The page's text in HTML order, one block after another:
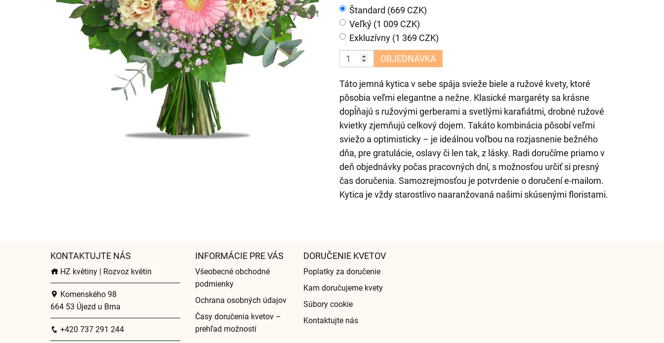
Štandard (669 CZK)
Veľký (1 009 CZK)
Exkluzívny (1 369 CZK)
OBJEDNÁVKA
Táto jemná kytica v sebe spája svieže biele a ružové kvety, ktoré
pôsobia veľmi elegantne a nežne. Klasické margaréty sa krásne
dopĺňajú s ružovými gerberami a svetlými karafiátmi, drobné ružové
kvietky zjemňujú celkový dojem. Takáto kombinácia pôsobí veľmi
sviežo a optimisticky – je ideálnou voľbou na rozjasnenie bežného
dňa, pre gratulácie, oslavy či len tak, z lásky. Radi doručíme priamo v
deň objednávky počas pracovných dní, s možnosťou určiť si presný
čas doručenia. Samozrejmosťou je potvrdenie o doručení e-mailom.
Kytica je vždy starostlivo naaranžovaná našimi skúsenými floristami.
KONTAKTUJTE NÁS
HZ květiny | Rozvoz květin
Komenského 98
664 53 Újezd u Brna
+420 737 291 244
INFORMÁCIE PRE VÁS
Všeobecné obchodné
podmienky
Ochrana osobných údajov
Časy doručenia kvetov –
prehľad možností
DORUČENIE KVETOV
Poplatky za doručenie
Kam doručujeme kvety
Súbory cookie
Kontaktujte nás